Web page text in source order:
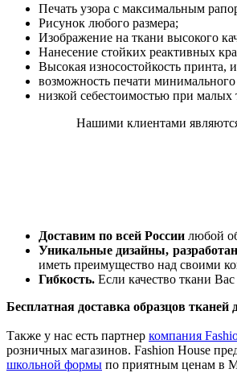
Печать узора с максимальным
Рисунок любого размера;
Изображение на ткани высокого
Нанесение стойких реактивных
Высокая износостойкость принта,
возможность печати
низкой себестоимостью при малых
Нашими клиентами
Доставим по всей России любой
Уникальные дизайны,
иметь преимущество над своими
Гибкость. Если качество ткани
Бесплатная доставка образцов
Также у нас есть партнер компания
розничных магазинов. Fashion House
школьной формы по приятным ценам в